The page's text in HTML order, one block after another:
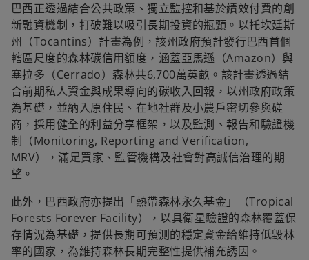
巴西正透過結合公共政策、獨立監控和基於績效付費的創
新融資機制，打破難以吸引長期投資的瓶頸。以托坎廷斯
州（Tocantins）計畫為例，該州政府預計發行巴西首個
轄區尺度的森林碳信用額度，涵蓋亞馬遜（Amazon）與
塞拉多（Cerrado）森林共6,700萬英畝。該計畫透過結
合前期私人資金與成果導向的碳收入回報，以州政府政策
為基礎，並納入原住民、在地社群及小農戶密切參與磋
商，採用健全的利益分享框架，以及監測、報告和驗證機
制（Monitoring, Reporting and Verification,
MRV），滿足買家、監管機構及社會對高誠信治理的期
望。
此外，巴西政府亦提出「熱帶森林永久基金」（Tropical
Forests Forever Facility），以具衛星驗證的森林覆蓋保
存情況為基礎，提供長期可預測的穩定資金給維持低毀林
率的國家，為維持森林長期完整性提供補充誘因。